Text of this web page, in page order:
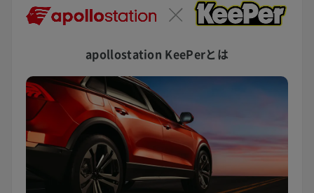
apollostation KeePerとは